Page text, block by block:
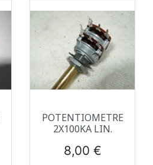
POTENTIOMETRE
2X100KA LIN.
Prix
8,00 €